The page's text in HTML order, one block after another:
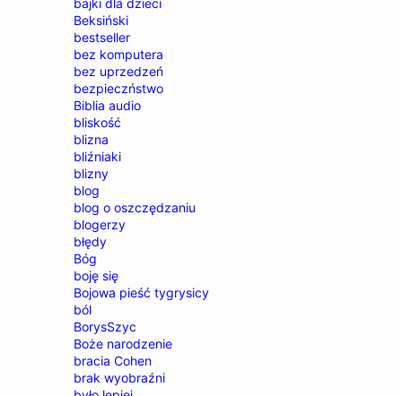
Beksiński
bestseller
bez komputera
bez uprzedzeń
bezpieczństwo
Biblia audio
bliskość
blizna
bliźniaki
blizny
blog
blog o oszczędzaniu
blogerzy
błędy
Bóg
boję się
Bojowa pieść tygrysicy
ból
BorysSzyc
Boże narodzenie
bracia Cohen
brak wyobraźni